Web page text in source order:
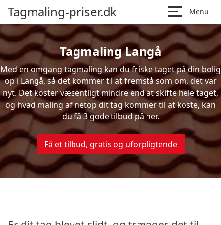
Tagmaling-priser.dk Menu
Tagmaling Langå
Med en omgang tagmaling kan du friske taget på din bolig
op i Langå, så det kommer til at fremstå som om, det var
nyt. Det koster væsentligt mindre end at skifte hele taget,
og hvad maling af netop dit tag kommer til at koste, kan
du få 3 gode tilbud på her.
Få et tilbud, gratis og uforpligtende